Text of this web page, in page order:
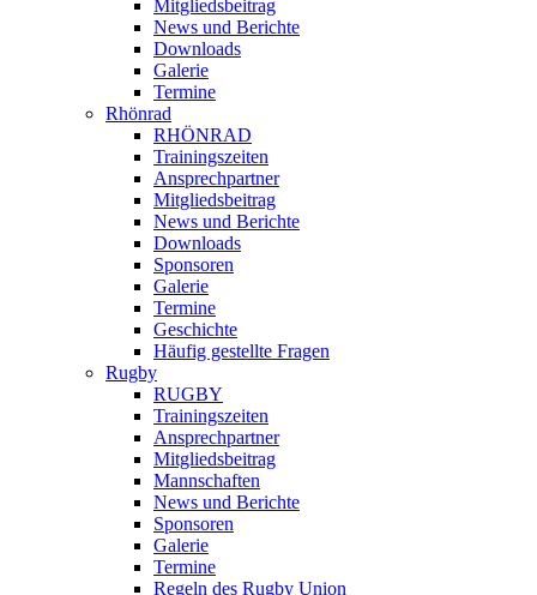
Mitgliedsbeitrag
News und Berichte
Downloads
Galerie
Termine
Rhönrad
RHÖNRAD
Trainingszeiten
Ansprechpartner
Mitgliedsbeitrag
News und Berichte
Downloads
Sponsoren
Galerie
Termine
Geschichte
Häufig gestellte Fragen
Rugby
RUGBY
Trainingszeiten
Ansprechpartner
Mitgliedsbeitrag
Mannschaften
News und Berichte
Sponsoren
Galerie
Termine
Regeln des Rugby Union